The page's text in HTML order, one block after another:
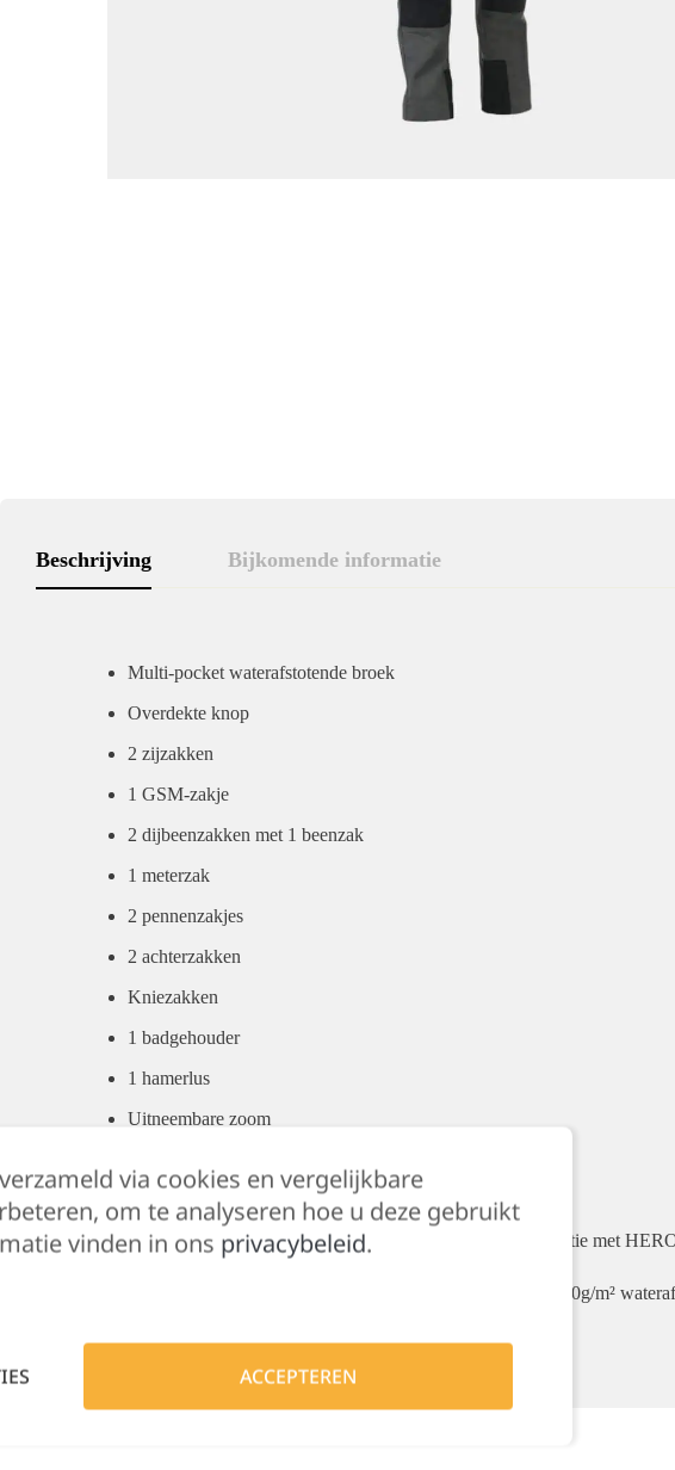
Beschrijving Bijkomende informatie
Multi-pocket waterafstotende broek
Overdekte knop
2 zijzakken
1 GSM-zakje
2 dijbeenzakken met 1 beenzak
1 meterzak
2 pennenzakjes
2 achterzakken
Kniezakken
1 badgehouder
1 hamerlus
Uitneembare zoom
EN ISO 15797:2004/AC:2004
EN ISO 14404:2004+A1:2010 Type 2 Level 1 in combinatie met
Buitenkant: 65% polyester – 35% katoen met keperbinding 280g/m²
via cookies en vergelijkbare
om te analyseren hoe u deze gebruikt
vinden in ons privacybeleid.
ACCEPTEREN